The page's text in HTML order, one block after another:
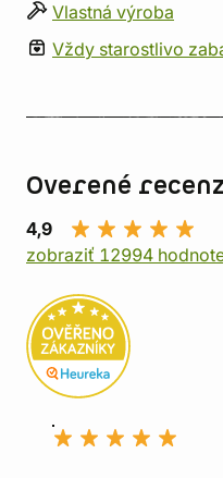
Vlastná výroba
Vždy starostlivo
Overené
4,9
zobraziť 12994